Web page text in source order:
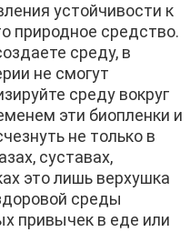
устойчивости к
природное средство.
среду, в
не смогут
среду вокруг
эти биопленки и
не только в
суставах,
это лишь верхушка
среды
привычек в еде или